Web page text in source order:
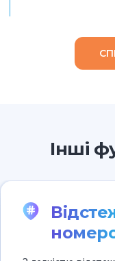
Інші